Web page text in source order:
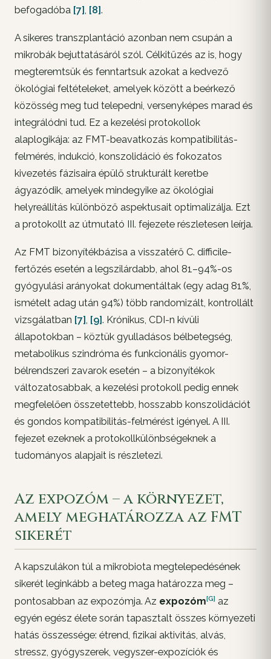
befogadóba [7] [8].
A sikeres transzplantáció azonban nem csupán a
mikrobák bejuttatásáról szól. Célkitűzés az is, hogy
megteremtsük és fenntartsuk azokat a kedvező
ökológiai feltételeket, amelyek között a beérkező
közösség meg tud telepedni, versenyképes marad és
integrálódni tud. Ez a kezelési protokollok
alaplogikája: az FMT-beavatkozás kompatibilitás-
felmérés, indukció, konszolidáció és fokozatos
kivezetés fázisaira épülő strukturált keretbe
ágyazódik, amelyek mindegyike az ökológiai
helyreállítás különböző aspektusait optimalizálja. Ezt
a protokollt az útmutató III. fejezete részletesen leírja.
Az FMT bizonyítékbázisa a visszatérő C. difficile-
fertőzés esetén a legszilárdabb, ahol 81–94%-os
gyógyulási arányokat dokumentáltak (egy adag 81%,
ismételt adag után 94%) több randomizált, kontrollált
vizsgálatban [7] [9]. Krónikus, CDI-n kívüli
állapotokban – köztük gyulladásos bélbetegség,
metabolikus szindróma és funkcionális gyomor-
bélrendszeri zavarok esetén – a bizonyítékok
változatosabbak, a kezelési protokoll pedig ennek
megfelelően összetettebb, hosszabb konszolidációt
és gondos kompatibilitás-felmérést igényel. A III.
fejezet ezeknek a protokollkülönbségeknek a
tudományos alapjait is részletezi.
Az expozóm – a környezet,
amely meghatározza az FMT
sikerét
A kapszulákon túl a mikrobiota megtelepedésének
sikerét leginkább a beteg maga határozza meg –
pontosabban az expozómja. Az expozóm[G] az
egyén egész élete során tapasztalt összes környezeti
hatás összessége: étrend, fizikai aktivitás, alvás,
stressz, gyógyszerek, vegyszer-expozíciók és